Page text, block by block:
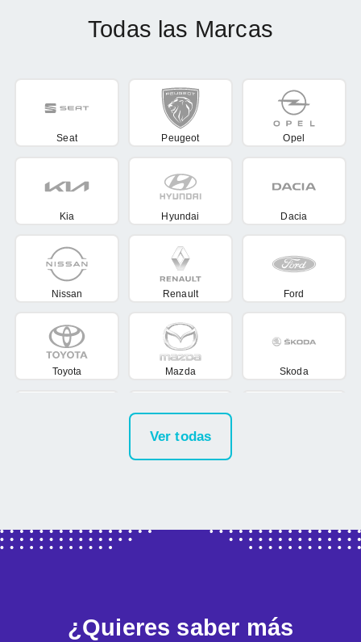
Todas las Marcas
Seat Peugeot Opel
Kia Hyundai Dacia
Nissan Renault Ford
Toyota Mazda Skoda
Fiat BMW Mercedes Benz
¿Quieres saber más